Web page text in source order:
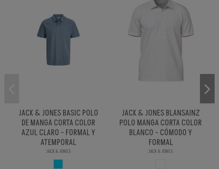
JACK & JONES BASIC POLO
DE MANGA CORTA COLOR
AZUL CLARO - FORMAL Y
ATEMPORAL
JACK & JONES
JACK & JONES BLANSAINZ
POLO MANGA CORTA COLOR
BLANCO - CÓMODO Y
FORMAL
JACK & JONES